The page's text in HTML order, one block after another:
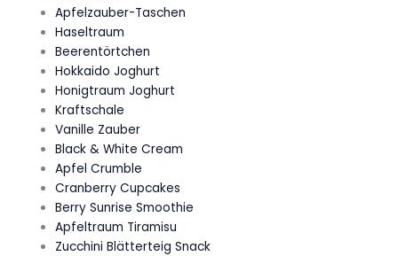
Apfelzauber-Taschen
Haseltraum
Beerentörtchen
Hokkaido Joghurt
Honigtraum Joghurt
Kraftschale
Vanille Zauber
Black & White Cream
Apfel Crumble
Cranberry Cupcakes
Berry Sunrise Smoothie
Apfeltraum Tiramisu
Zucchini Blätterteig Snack